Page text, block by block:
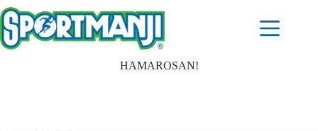
Skip
to
content
HAMAROSAN!